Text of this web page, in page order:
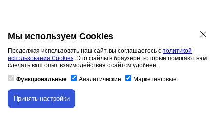
Материалы на данной страницы взяты из открытых
источников либо размещены пользователем в соответствии
Скачивание материала доступно только для
авторизованных пользователей.
Мы используем Cookies
Продолжая использовать наш сайт, вы соглашаетесь с политикой
использования Cookies. Это файлы в браузере, которые помогают нам
сделать ваш опыт взаимодействия с сайтом удобнее.
Функциональные Аналитические Маркетинговые
Принять настройки